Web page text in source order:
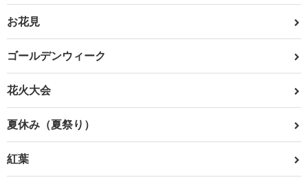
お花見
ゴールデンウィーク
花火大会
夏休み（夏祭り）
紅葉